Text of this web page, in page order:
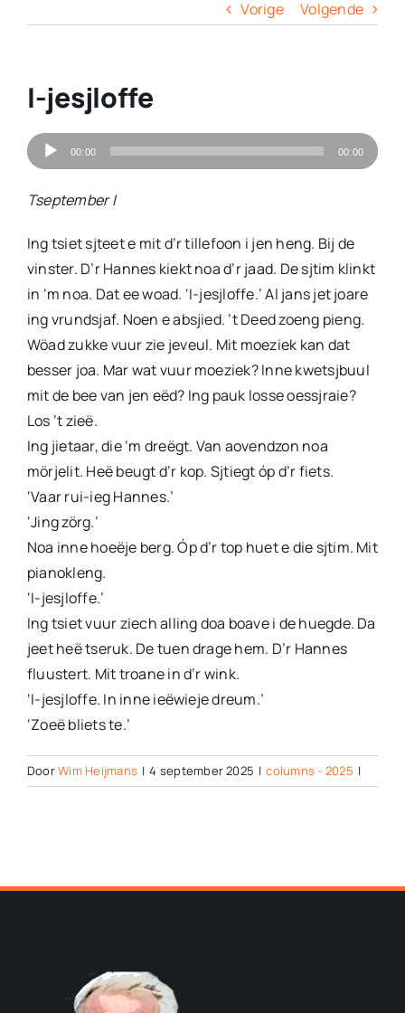
Vorige Volgende
I-jesjloffe
Audiospeler
00:00 00:00
Tseptember I
Ing tsiet sjteet e mit d’r tillefoon i jen heng. Bij de
vinster. D’r Hannes kiekt noa d’r jaad. De sjtim klinkt
in ‘m noa. Dat ee woad. ‘I-jesjloffe.’ Al jans jet joare
ing vrundsjaf. Noen e absjied. ’t Deed zoeng pieng.
Wöad zukke vuur zie jeveul. Mit moeziek kan dat
besser joa. Mar wat vuur moeziek? Inne kwetsjbuul
mit de bee van jen eëd? Ing pauk losse oessjraie?
Los ’t zieë.
Ing jietaar, die ‘m dreëgt. Van aovendzon noa
mörjelit. Heë beugt d’r kop. Sjtiegt óp d’r fiets.
‘Vaar rui-ieg Hannes.’
‘Jing zörg.’
Noa inne hoeëje berg. Óp d’r top huet e die sjtim. Mit
pianokleng.
‘I-jesjloffe.’
Ing tsiet vuur ziech alling doa boave i de huegde. Da
jeet heë tseruk. De tuen drage hem. D’r Hannes
fluustert. Mit troane in d’r wink.
‘I-jesjloffe. In inne ieëwieje dreum.’
‘Zoeë bliets te.’
DoorWim Heijmans | 4 september 2025 | columns - 2025 |